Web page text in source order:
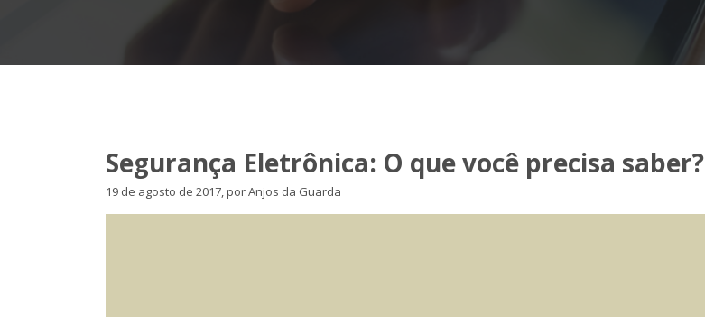
Segurança Eletrônica: O que você precisa saber?
19 de agosto de 2017, por Anjos da Guarda